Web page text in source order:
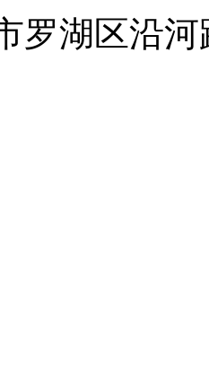
罗湖区沿河